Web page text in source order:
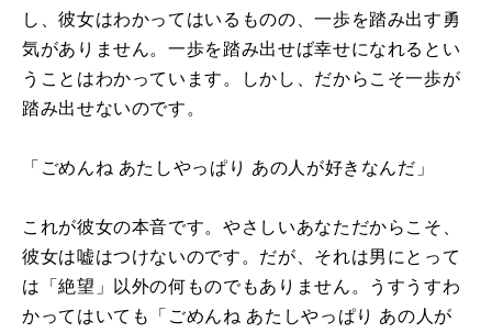
し、彼女はわかってはいるものの、一歩を踏み出す勇
気がありません。一歩を踏み出せば幸せになれるとい
うことはわかっています。しかし、だからこそ一歩が
踏み出せないのです。
「ごめんね あたしやっぱり あの人が好きなんだ」
これが彼女の本音です。やさしいあなただからこそ、
彼女は嘘はつけないのです。だが、それは男にとって
は「絶望」以外の何ものでもありません。うすうすわ
かってはいても「ごめんね あたしやっぱり あの人が